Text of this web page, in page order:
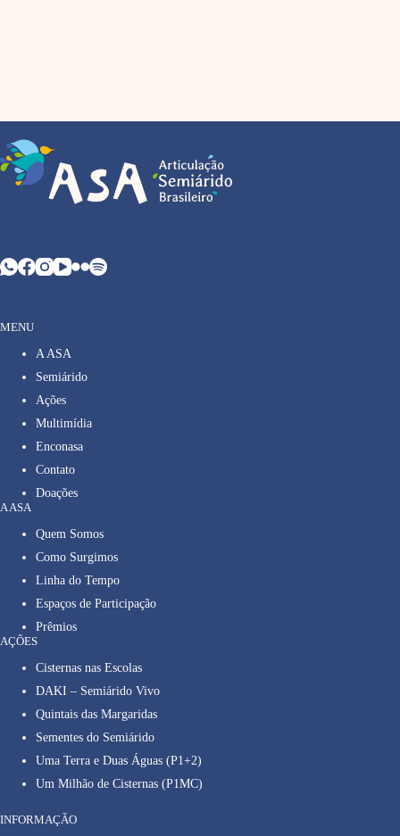
MENU
A ASA
Semiárido
Ações
Multimídia
Enconasa
Contato
Doações
A ASA
Quem Somos
Como Surgimos
Linha do Tempo
Espaços de Participação
Prêmios
AÇÕES
Cisternas nas Escolas
DAKI – Semiárido Vivo
Quintais das Margaridas
Sementes do Semiárido
Uma Terra e Duas Águas (P1+2)
Um Milhão de Cisternas (P1MC)
INFORMAÇÃO